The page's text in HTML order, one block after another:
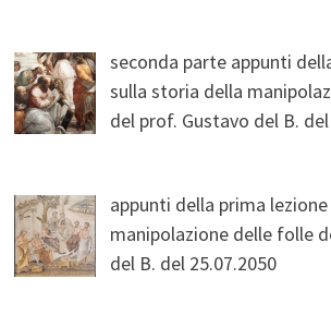
seconda parte appunti
sulla storia della
del prof. Gustavo del B.
appunti della prima
manipolazione delle folle
del B. del 25.07.2050